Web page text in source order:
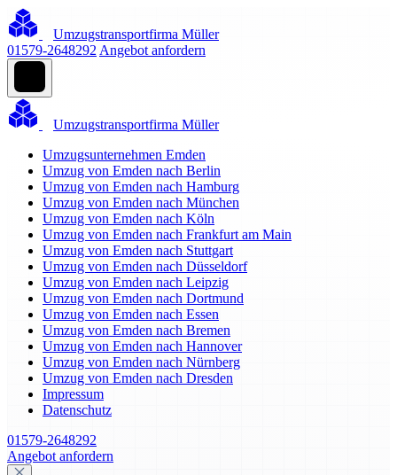
Umzugstransportfirma Müller
01579-2648292 Angebot anfordern
Umzugstransportfirma Müller
Umzugsunternehmen Emden
Umzug von Emden nach Berlin
Umzug von Emden nach Hamburg
Umzug von Emden nach München
Umzug von Emden nach Köln
Umzug von Emden nach Frankfurt am Main
Umzug von Emden nach Stuttgart
Umzug von Emden nach Düsseldorf
Umzug von Emden nach Leipzig
Umzug von Emden nach Dortmund
Umzug von Emden nach Essen
Umzug von Emden nach Bremen
Umzug von Emden nach Hannover
Umzug von Emden nach Nürnberg
Umzug von Emden nach Dresden
Impressum
Datenschutz
01579-2648292
Angebot anfordern